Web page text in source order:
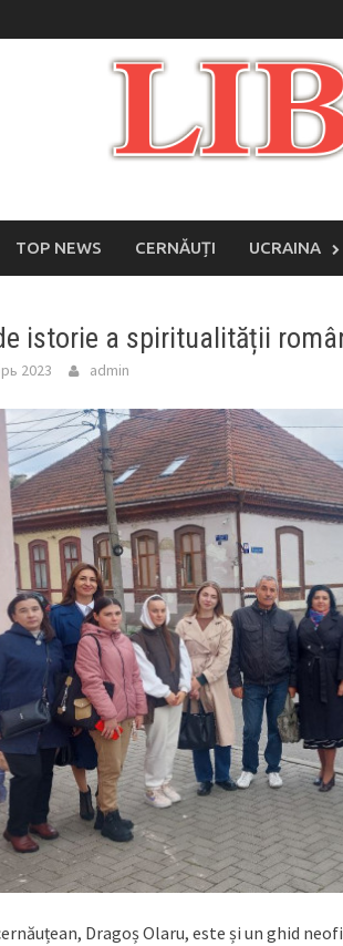
TOP NEWS CERNĂUȚI UCRAINA
istorie a spiritualității
2023 admin
Dragoș Olaru, este și un ghid